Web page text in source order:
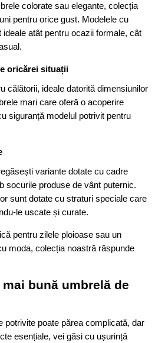
colorate sau elegante, colecția
pentru orice gust. Modelele cu
atât pentru ocazii formale, cât
oricărei situații
călătorii, ideale datorită dimensiunilor
mari care oferă o acoperire
siguranță modelul potrivit pentru
variante dotate cu cadre
socurile produse de vânt puternic.
sunt dotate cu straturi speciale care
le uscate și curate.
pentru zilele ploioase sau un
moda, colecția noastră răspunde
bună umbrelă de
potrivite poate părea complicată, dar
esențiale, vei găsi cu ușurință